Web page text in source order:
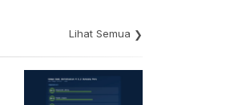
Lihat Semua